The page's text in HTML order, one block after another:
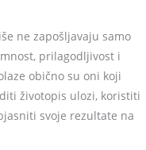
ne zapošljavaju samo
prilagodljivost i
obično su oni koji
životopis ulozi, koristiti
svoje rezultate na